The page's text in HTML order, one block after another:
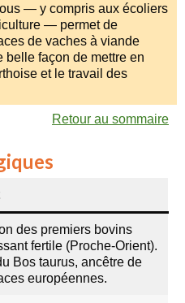
— y compris aux écoliers
— permet de
de vaches à viande
façon de mettre en
et le travail des
Retour au sommaire
des premiers bovins
fertile (Proche-Orient).
Bos taurus, ancêtre de
européennes.